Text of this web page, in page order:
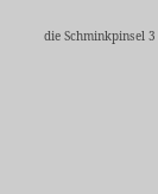
die Schminkpinsel 3